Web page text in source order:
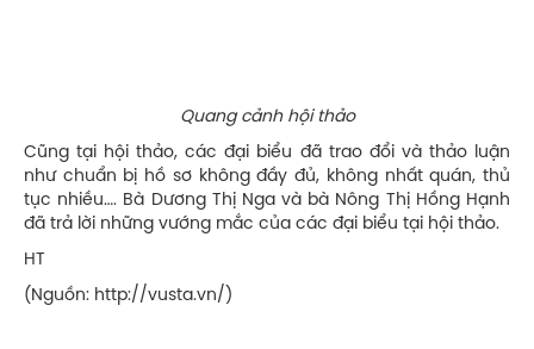
Quang cảnh hội thảo
Cũng tại hội thảo, các đại biểu đã trao đổi và thảo luận
như chuẩn bị hồ sơ không đầy đủ, không nhất quán, thủ
tục nhiều…. Bà Dương Thị Nga và bà Nông Thị Hồng Hạnh
đã trả lời những vướng mắc của các đại biểu tại hội thảo.
HT
(Nguồn: http://vusta.vn/)